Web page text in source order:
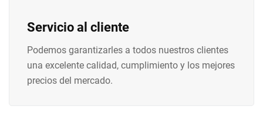
Servicio al cliente
Podemos garantizarles a todos nuestros clientes
una excelente calidad, cumplimiento y los mejores
precios del mercado.